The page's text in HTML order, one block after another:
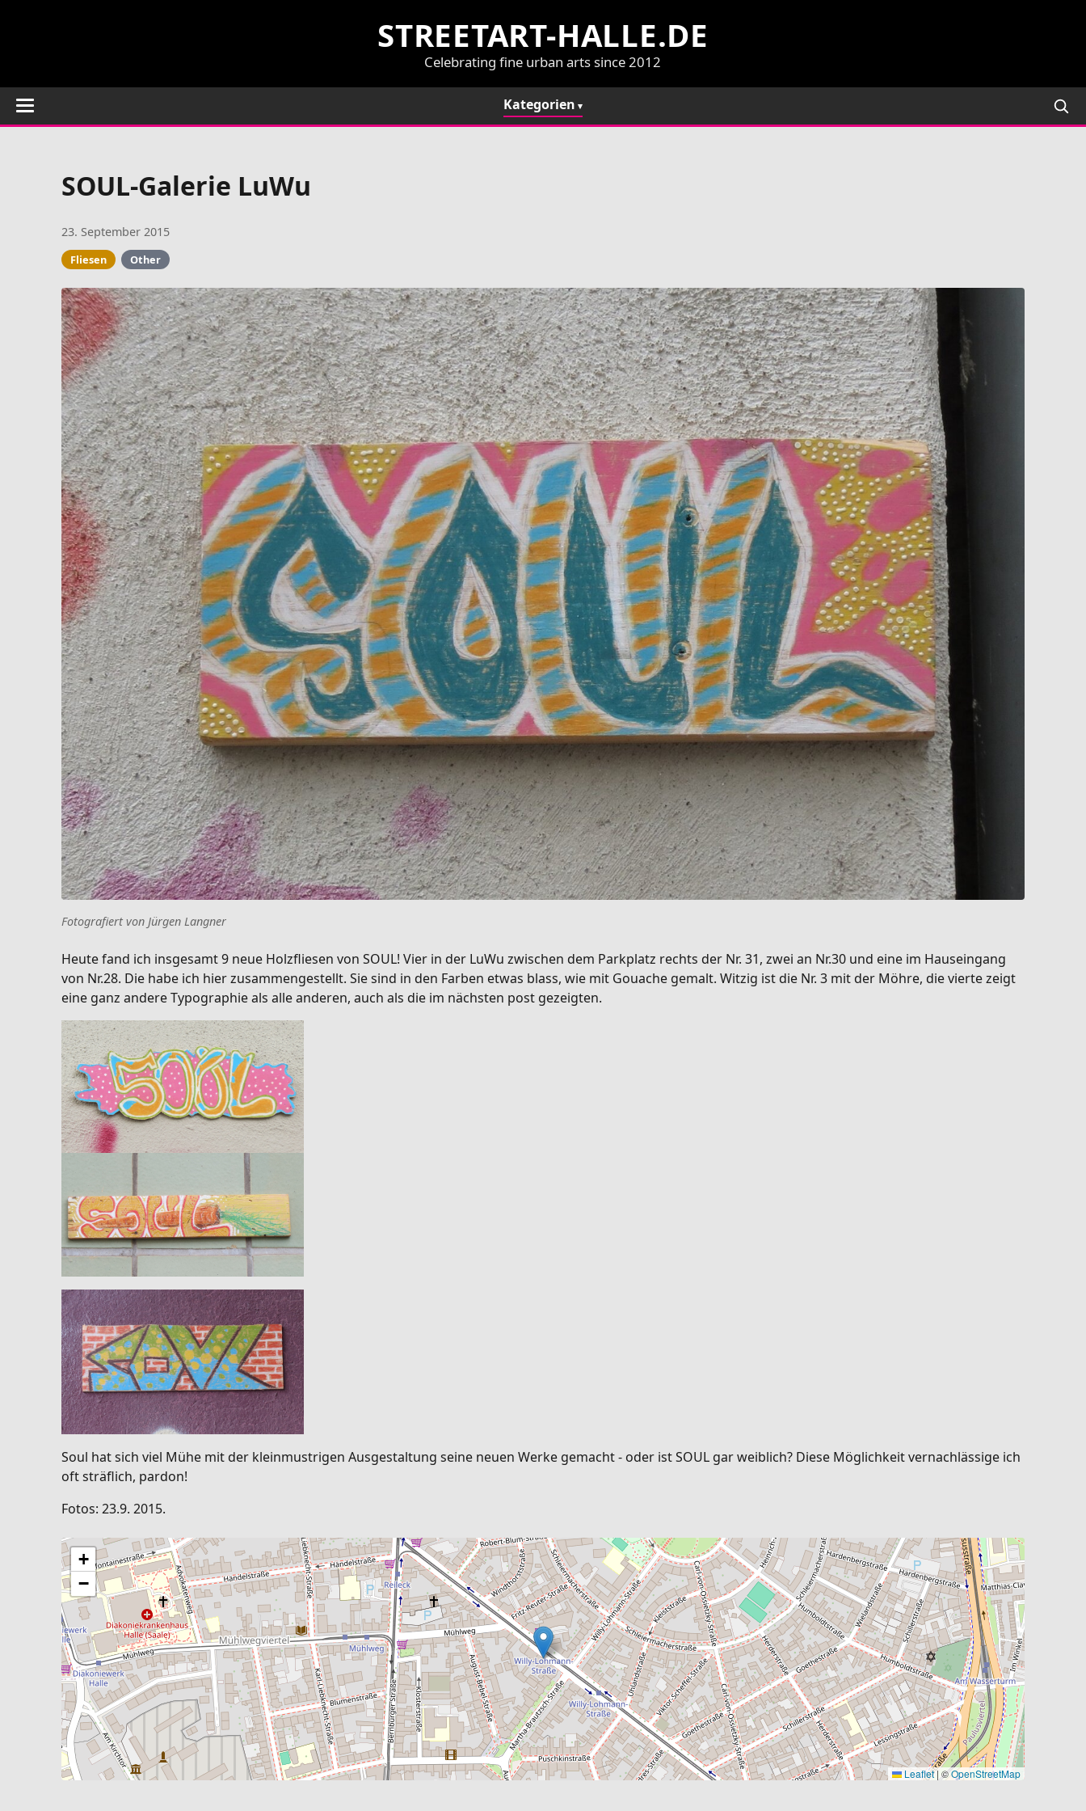
STREETART-HALLE.DE
Celebrating fine urban arts since 2012
Kategorien
SOUL-Galerie LuWu
23. September 2015
Fliesen Other
Fotografiert von Jürgen Langner
Heute fand ich insgesamt 9 neue Holzfliesen von SOUL! Vier in der LuWu zwischen dem Parkplatz rechts der Nr. 31, zwei an Nr.30 und eine im Hauseingang
von Nr.28. Die habe ich hier zusammengestellt. Sie sind in den Farben etwas blass, wie mit Gouache gemalt. Witzig ist die Nr. 3 mit der Möhre, die vierte zeigt
eine ganz andere Typographie als alle anderen, auch als die im nächsten post gezeigten.
Soul hat sich viel Mühe mit der kleinmustrigen Ausgestaltung seine neuen Werke gemacht - oder ist SOUL gar weiblich? Diese Möglichkeit vernachlässige ich
oft sträflich, pardon!
Fotos: 23.9. 2015.
+
−
Leaflet| ©OpenStreetMap